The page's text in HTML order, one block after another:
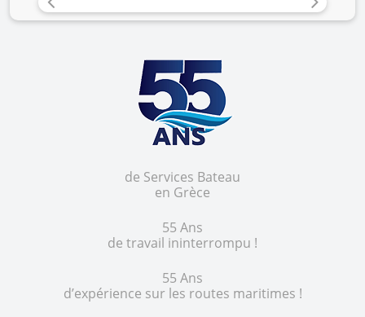
de Services Bateau
en Grèce
55 Ans
de travail ininterrompu !
55 Ans
d’expérience sur les routes maritimes !
Previous Next